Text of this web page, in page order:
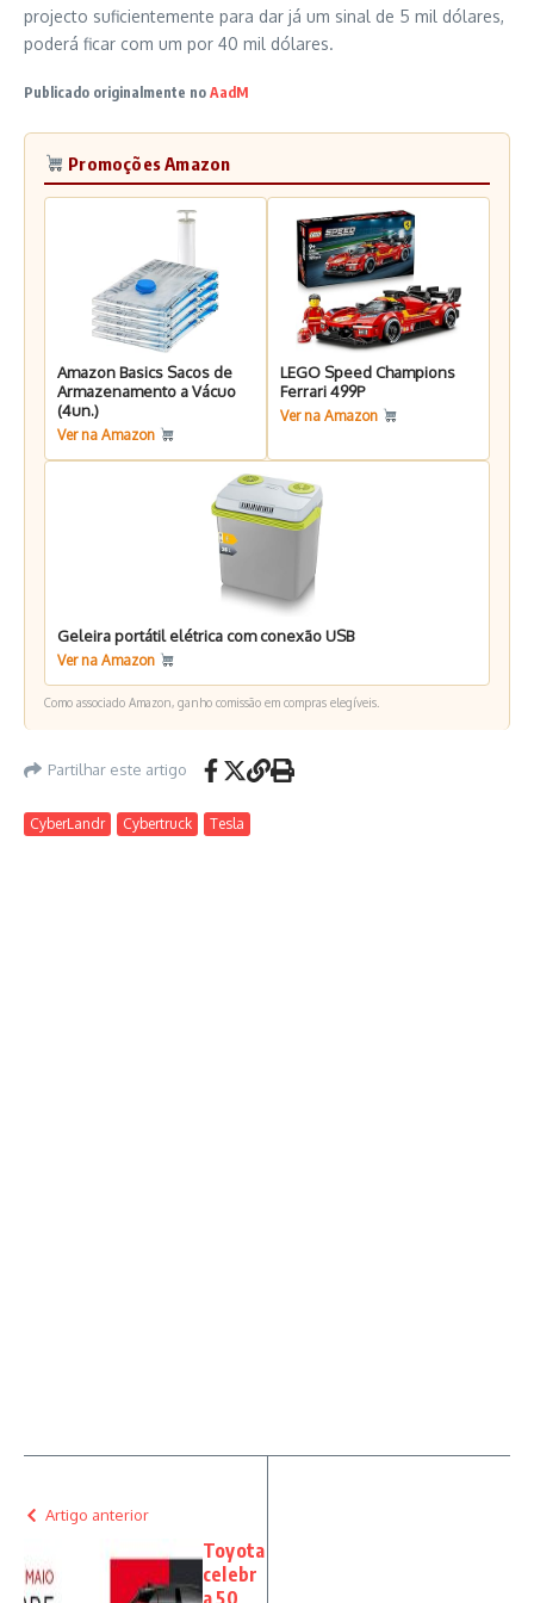
projecto suficientemente para dar já um sinal de 5 mil dólares,
poderá ficar com um por 40 mil dólares.
Publicado originalmente no AadM
Promoções Amazon
Amazon Basics Sacos de
Armazenamento a Vácuo
(4un.)
Ver na Amazon
LEGO Speed Champions
Ferrari 499P
Ver na Amazon
Geleira portátil elétrica com conexão USB
Ver na Amazon
Como associado Amazon, ganho comissão em compras elegíveis.
Partilhar este artigo
CyberLandr Cybertruck Tesla
Artigo anterior
Toyota
celebr
a 50